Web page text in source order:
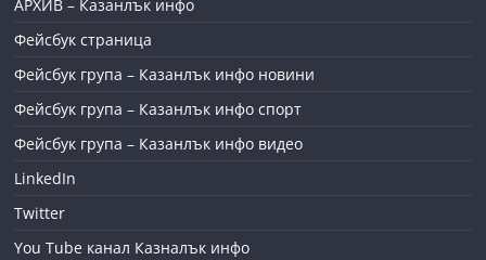
АРХИВ – Казанлък инфо
Фейсбук страница
Фейсбук група – Казанлък инфо новини
Фейсбук група – Казанлък инфо спорт
Фейсбук група – Казанлък инфо видео
LinkedIn
Twitter
You Tube канал Казналък инфо